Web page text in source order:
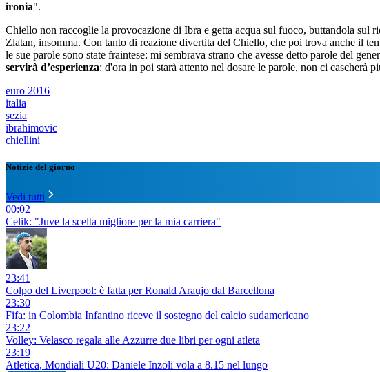
ironia".
Chiello non raccoglie la provocazione di Ibra e getta acqua sul fuoco, buttandola sul
Zlatan, insomma. Con tanto di reazione divertita del Chiello, che poi trova anche il
le sue parole sono state fraintese: mi sembrava strano che avesse detto parole del
servirà d’esperienza: d'ora in poi starà attento nel dosare le parole, non ci cascherà
euro 2016
italia
sezia
ibrahimovic
chiellini
Notizie del giorno
Vedi tutti
00:02
Celik: "Juve la scelta migliore per la mia carriera"
23:41
Colpo del Liverpool: è fatta per Ronald Araujo dal Barcellona
23:30
Fifa: in Colombia Infantino riceve il sostegno del calcio sudamericano
23:22
Volley: Velasco regala alle Azzurre due libri per ogni atleta
23:19
Atletica, Mondiali U20: Daniele Inzoli vola a 8.15 nel lungo